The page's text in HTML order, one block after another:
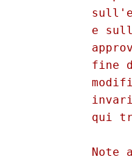
e
fine
qui
Note